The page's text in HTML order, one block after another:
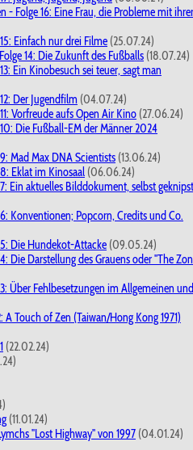
- Folge 16: Eine Frau, die Probleme mit ihrer
Einfach nur drei Filme (25.07.24)
14: Die Zukunft des Fußballs (18.07.24)
Ein Kinobesuch sei teuer, sagt man
Der Jugendfilm (04.07.24)
Vorfreude aufs Open Air Kino (27.06.24)
Die Fußball-EM der Männer 2024
Mad Max DNA Scientists (13.06.24)
Eklat im Kinosaal (06.06.24)
Ein aktuelles Bilddokument, selbst geknipst
Konventionen; Popcorn, Credits und Co.
Die Hundekot-Attacke (09.05.24)
Die Darstellung des Grauens oder "The
Über Fehlbesetzungen im Allgemeinen und
Touch of Zen (Taiwan/Hong Kong 1971)
(22.02.24)
(11.01.24)
"Lost Highway" von 1997 (04.01.24)